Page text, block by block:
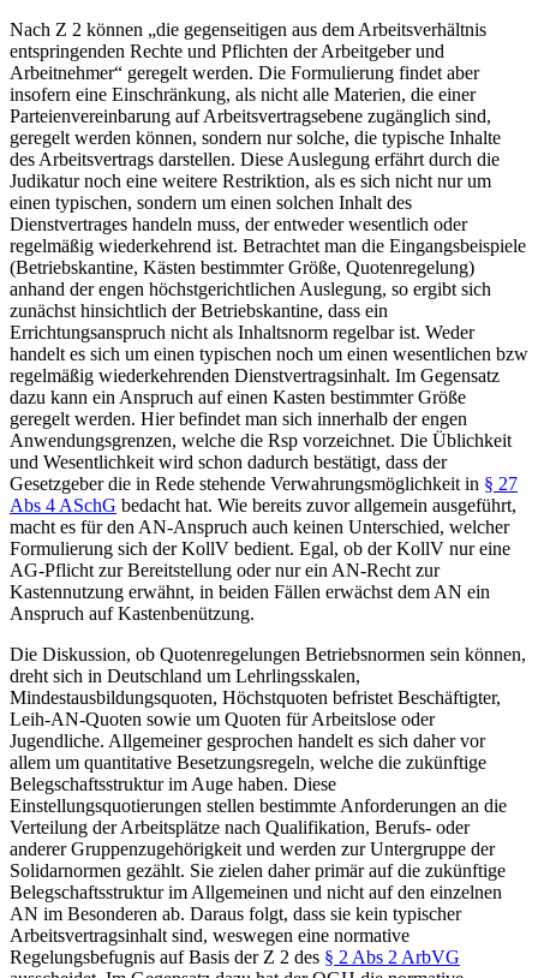
Nach Z 2 können „die gegenseitigen aus dem Arbeitsverhältnis
entspringenden Rechte und Pflichten der Arbeitgeber und
Arbeitnehmer“ geregelt werden. Die Formulierung findet aber
insofern eine Einschränkung, als nicht alle Materien, die einer
Parteienvereinbarung auf Arbeitsvertragsebene zugänglich sind,
geregelt werden können, sondern nur solche, die typische Inhalte
des Arbeitsvertrags darstellen. Diese Auslegung erfährt durch die
Judikatur noch eine weitere Restriktion, als es sich nicht nur um
einen typischen, sondern um einen solchen Inhalt des
Dienstvertrages handeln muss, der entweder wesentlich oder
regelmäßig wiederkehrend ist. Betrachtet man die Eingangsbeispiele
(Betriebskantine, Kästen bestimmter Größe, Quotenregelung)
anhand der engen höchstgerichtlichen Auslegung, so ergibt sich
zunächst hinsichtlich der Betriebskantine, dass ein
Errichtungsanspruch nicht als Inhaltsnorm regelbar ist. Weder
handelt es sich um einen typischen noch um einen wesentlichen bzw
regelmäßig wiederkehrenden Dienstvertragsinhalt. Im Gegensatz
dazu kann ein Anspruch auf einen Kasten bestimmter Größe
geregelt werden. Hier befindet man sich innerhalb der engen
Anwendungsgrenzen, welche die Rsp vorzeichnet. Die Üblichkeit
und Wesentlichkeit wird schon dadurch bestätigt, dass der
Gesetzgeber die in Rede stehende Verwahrungsmöglichkeit in § 27
Abs 4 ASchG bedacht hat. Wie bereits zuvor allgemein ausgeführt,
macht es für den AN-Anspruch auch keinen Unterschied, welcher
Formulierung sich der KollV bedient. Egal, ob der KollV nur eine
AG-Pflicht zur Bereitstellung oder nur ein AN-Recht zur
Kastennutzung erwähnt, in beiden Fällen erwächst dem AN ein
Anspruch auf Kastenbenützung.
Die Diskussion, ob Quotenregelungen Betriebsnormen sein können,
dreht sich in Deutschland um Lehrlingsskalen,
Mindestausbildungsquoten, Höchstquoten befristet Beschäftigter,
Leih-AN-Quoten sowie um Quoten für Arbeitslose oder
Jugendliche. Allgemeiner gesprochen handelt es sich daher vor
allem um quantitative Besetzungsregeln, welche die zukünftige
Belegschaftsstruktur im Auge haben. Diese
Einstellungsquotierungen stellen bestimmte Anforderungen an die
Verteilung der Arbeitsplätze nach Qualifikation, Berufs- oder
anderer Gruppenzugehörigkeit und werden zur Untergruppe der
Solidarnormen gezählt. Sie zielen daher primär auf die zukünftige
Belegschaftsstruktur im Allgemeinen und nicht auf den einzelnen
AN im Besonderen ab. Daraus folgt, dass sie kein typischer
Arbeitsvertragsinhalt sind, weswegen eine normative
Regelungsbefugnis auf Basis der Z 2 des § 2 Abs 2 ArbVG